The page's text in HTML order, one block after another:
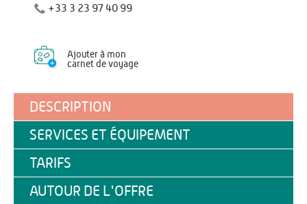
+33 3 23 97 40 99
Ajouter à mon
carnet de voyage
DESCRIPTION
SERVICES ET ÉQUIPEMENT
TARIFS
AUTOUR DE L'OFFRE